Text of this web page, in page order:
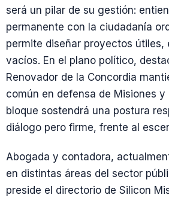
será un pilar de su gestión:
permanente con la ciudadanía
permite diseñar proyectos útiles,
vacíos. En el plano político,
Renovador de la Concordia
común en defensa de Misiones
bloque sostendrá una postura
diálogo pero firme, frente al
Abogada y contadora,
en distintas áreas del sector
preside el directorio de Silicon